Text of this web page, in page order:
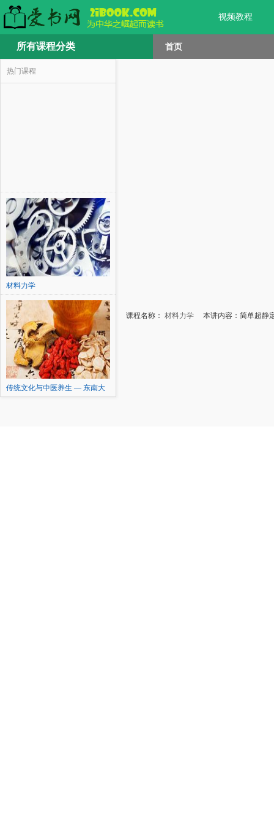
视频教程
所有课程分类 首页
热门课程
材料力学
传统文化与中医养生 — 东南大
课程名称： 材料力学 本讲内容：简单超静